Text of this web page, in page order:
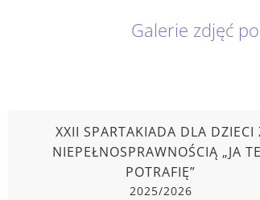
Galerie zdjęć
XXII SPARTAKIADA DLA DZIECI
NIEPEŁNOSPRAWNOŚCIĄ „JA
POTRAFIĘ”
2025/2026